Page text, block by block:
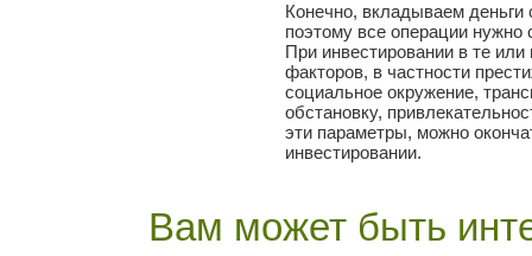
Конечно, вкладываем
поэтому все операции
При инвестировании в те
факторов, в частности
социальное окружение,
обстановку,
эти параметры, можно
инвестировании.
Вам может быть